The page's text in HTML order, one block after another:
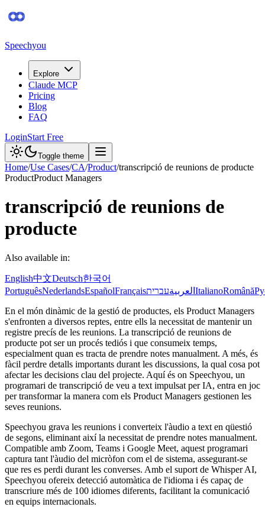
Speechyou
Explore
Claude MCP
Pricing
Blog
FAQ
LoginStart Free
Toggle theme
Home/Use Cases/CA/Product/transcripció de reunions de producte
ProductProduct Managers
transcripció de reunions de
producte
Also available in:
English中文Deutsch한국어
PortuguêsNederlandsEspañolFrançais العربيةעברית ItalianoRomână
En el món dinàmic de la gestió de productes, els Product Managers
s'enfronten a diversos reptes, entre ells la necessitat de mantenir un
registre precís de les reunions. La transcripció de reunions de
producte pot ser un procés tediós i que consumeix temps,
especialment quan es tracta de prendre notes manualment. A més, és
fàcil perdre detalls importants durant les discussions, la qual cosa pot
afectar les decisions clau del projecte. Aquí és on Speechyou, un
programari de transcripció de veu a text impulsat per IA, entra en joc
per transformar la manera com els Product Managers gestionen les
seves reunions.
Speechyou grava les reunions i converteix l'àudio a text en qüestió
de segons, eliminant així la necessitat de prendre notes manualment.
Compatible amb Zoom, Teams i Google Meet, aquest programari
captura tant l'àudio del micròfon com el de sistema, assegurant-se
que res es perdi durant les converses. Amb el suport de Whisper AI,
Speechyou ofereix detecció automàtica de l'idioma i és capaç de
transcriure més de 100 idiomes diferents, facilitant la comunicació
en equips internacionals.